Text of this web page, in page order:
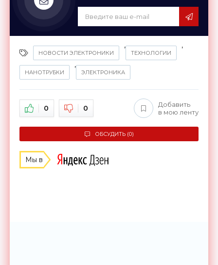
НОВОСТИ ЭЛЕКТРОНИКИ
,
ТЕХНОЛОГИИ
,
НАНОТРУБКИ
,
ЭЛЕКТРОНИКА
0 0
Добавить
в мою ленту
ОБСУДИТЬ (0)
Мы в